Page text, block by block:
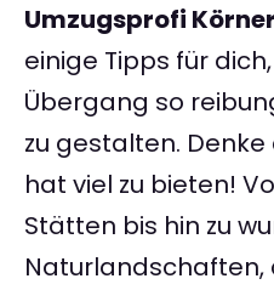
Umzugsprofi
einige Tipps für
Übergang so
zu gestalten.
hat viel zu bieten!
Stätten bis hin zu
Naturlandschaften,